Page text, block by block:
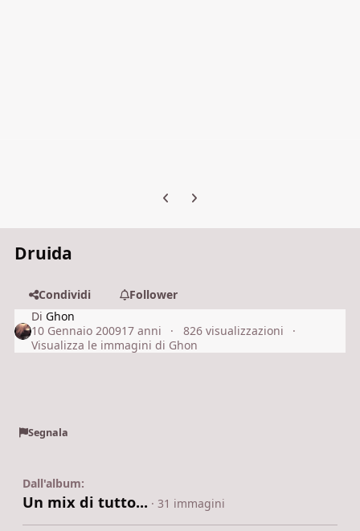
Previous carousel slide
Next carousel slide
Druida
Condividi
Follower
Di Ghon
10 Gennaio 200917 anni
826 visualizzazioni
Visualizza le immagini di Ghon
Segnala
Dall'album:
Un mix di tutto... · 31 immagini